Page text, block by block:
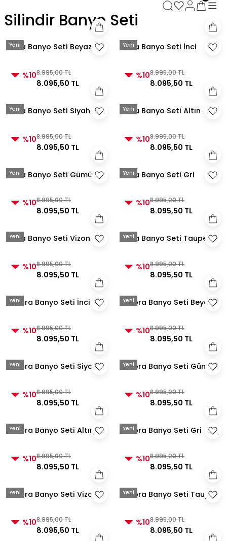
3000 TL ve Üzeri Alışverişlerde Kargo Bedava! 2
3000 TL ve Üzeri Alışverişlerde Kargo Bedava!
3000 TL ve Üzeri Alışverişlerde Kargo Bedava!
Silindir Banyo Seti
Yeni
Aura Banyo Seti Beyaz
%108.995,00 TL
8.095,50 TL
Yeni
Aura Banyo Seti İnci
%108.995,00 TL
8.095,50 TL
Yeni
Aura Banyo Seti Siyah
%108.995,00 TL
8.095,50 TL
Yeni
Aura Banyo Seti Altın
%108.995,00 TL
8.095,50 TL
Yeni
Aura Banyo Seti Gümüş
%108.995,00 TL
8.095,50 TL
Yeni
Aura Banyo Seti Gri
%108.995,00 TL
8.095,50 TL
Yeni
Aura Banyo Seti Vizon
%108.995,00 TL
8.095,50 TL
Yeni
Aura Banyo Seti Taupe
%108.995,00 TL
8.095,50 TL
Yeni
Velora Banyo Seti İnci
%108.995,00 TL
8.095,50 TL
Yeni
Velora Banyo Seti Beyaz
%108.995,00 TL
8.095,50 TL
Yeni
Velora Banyo Seti Siyah
%108.995,00 TL
8.095,50 TL
Yeni
Velora Banyo Seti Gümüş
%108.995,00 TL
8.095,50 TL
Yeni
Velora Banyo Seti Altın
%108.995,00 TL
8.095,50 TL
Yeni
Velora Banyo Seti Gri
%108.995,00 TL
8.095,50 TL
Yeni
Velora Banyo Seti Vizon
%108.995,00 TL
8.095,50 TL
Yeni
Velora Banyo Seti Taupe
%108.995,00 TL
8.095,50 TL